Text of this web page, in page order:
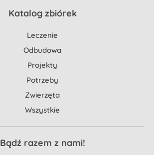
Katalog zbiórek
Leczenie
Odbudowa
Projekty
Potrzeby
Zwierzęta
Wszystkie
Bądź razem z nami!